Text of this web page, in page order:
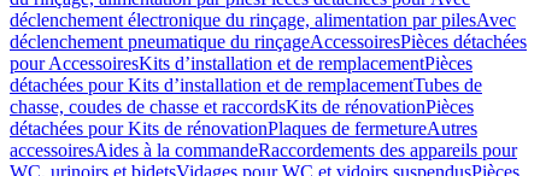
déclenchement électronique du rinçage, alimentation par pilesAvec
déclenchement pneumatique du rinçageAccessoiresPièces détachées
pour AccessoiresKits d’installation et de remplacementPièces
détachées pour Kits d’installation et de remplacementTubes de
chasse, coudes de chasse et raccordsKits de rénovationPièces
détachées pour Kits de rénovationPlaques de fermetureAutres
accessoiresAides à la commandeRaccordements des appareils pour
WC, urinoirs et bidetsVidages pour WC et vidoirs suspendusPièces